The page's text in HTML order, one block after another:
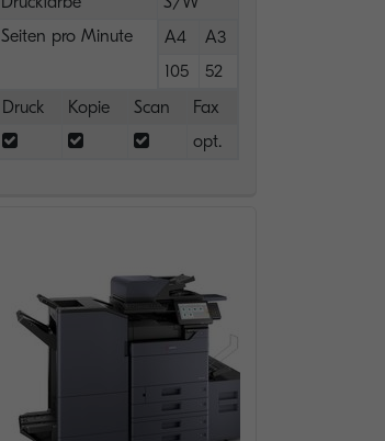
Seiten pro Minute
A4
A3
105
52
Druck
Kopie Scan
Fax
opt.